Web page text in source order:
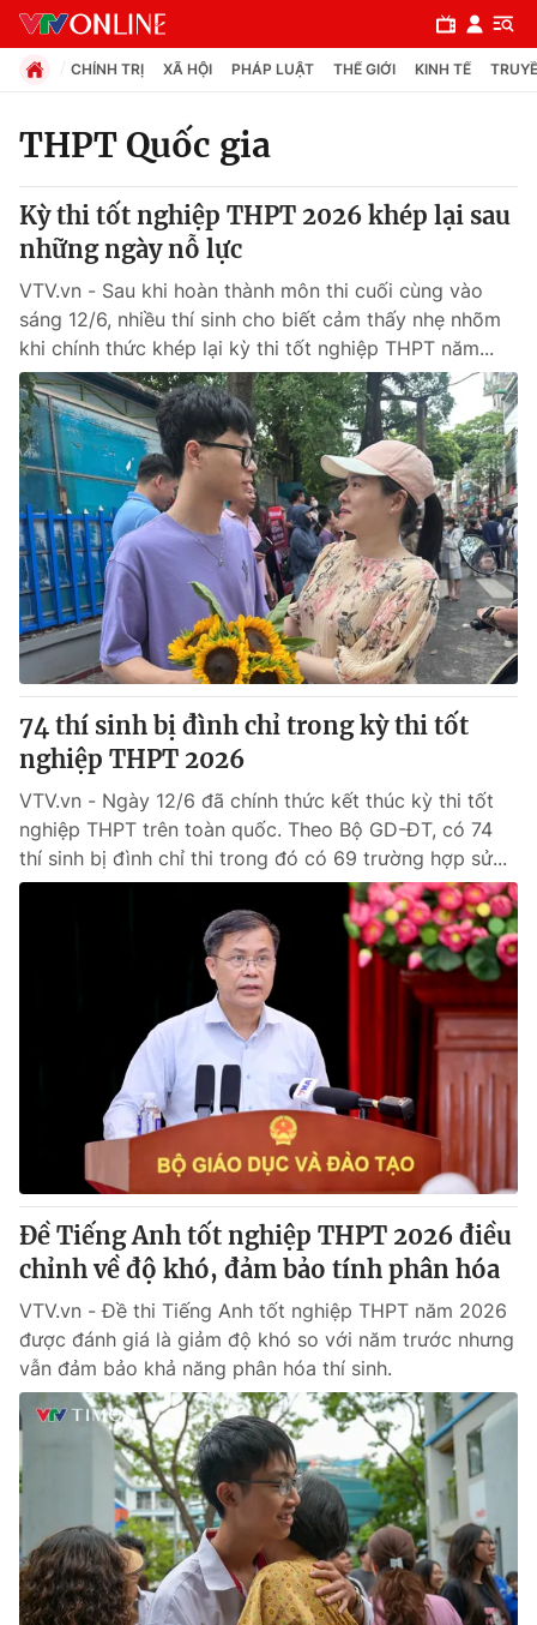
Chuyên mục
Chính trị
Xã hội
Pháp luật
Y tế
Thế giới
Tin tức
Thế giới đó đây
Câu chuyện quốc tế
Kinh tế
Tài chính
Thị trường
Góc doanh nghiệp
Dữ liệu và đời sống
Truyền hình
Phim VTV
Hậu trường
Nhân vật
Giải trí
Điện ảnh
Đời sống
Chất lượng cuộc sống
Học trực tuyến
Hitech Công nghệ tương lai
Sản phẩm
Thị trường
Tư vấn
Giao lưu trực tuyến
Lịch phát sóng
Chuyên mục khác
Emagazine Podcast
Photo Infographic
Video Shorts video
VTV Money VTV Thể thao
VTV Sức khoẻ Bất động sản
CHÍNH TRỊ XÃ HỘI PHÁP LUẬT THẾ GIỚI KINH TẾ
THPT Quốc gia
Kỳ thi tốt nghiệp THPT 2026 khép lại sau
những ngày nỗ lực
VTV.vn - Sau khi hoàn thành môn thi cuối cùng vào
sáng 12/6, nhiều thí sinh cho biết cảm thấy nhẹ nhõm
khi chính thức khép lại kỳ thi tốt nghiệp THPT năm...
74 thí sinh bị đình chỉ trong kỳ thi tốt
nghiệp THPT 2026
VTV.vn - Ngày 12/6 đã chính thức kết thúc kỳ thi tốt
nghiệp THPT trên toàn quốc. Theo Bộ GD-ĐT, có 74
thí sinh bị đình chỉ thi trong đó có 69 trường hợp sử...
Đề Tiếng Anh tốt nghiệp THPT 2026 điều
chỉnh về độ khó, đảm bảo tính phân hóa
VTV.vn - Đề thi Tiếng Anh tốt nghiệp THPT năm 2026
được đánh giá là giảm độ khó so với năm trước nhưng
vẫn đảm bảo khả năng phân hóa thí sinh.